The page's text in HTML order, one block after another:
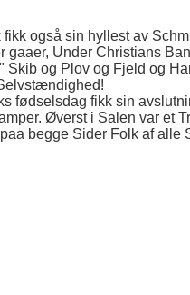
også sin hyllest av
gaaer, Under Christians
og Plov og Fjeld og
fødselsdag fikk sin
Øverst i Salen var et
begge Sider Folk af